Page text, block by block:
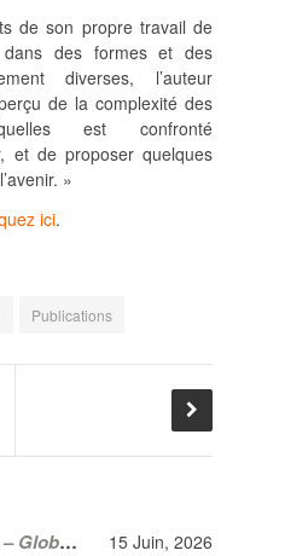
de son propre travail de
dans des formes et des
diverses, l’auteur
de la complexité des
est confronté
et de proposer quelques
»
ici.
Publications
Global Black Vocalities: Interdisciplinary Perspectives on African and Afro-descendant Expressive Cultures 15 Juin, 2026